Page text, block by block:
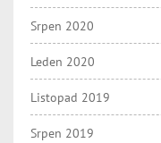
Srpen 2020
Leden 2020
Listopad 2019
Srpen 2019